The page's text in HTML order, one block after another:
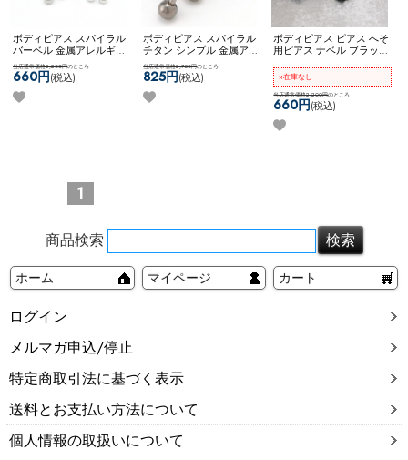
ボディピアス スパイラル
バーベル 金属アレルギー
対応 サージカルステンレ
ス シンプル 両ネジタイプ
ネコポスOK【お客様から
の声をカタチに】【スタ
当店通常価格2,200円のところ
660円(税込)
ボディピアス スパイラル
チタン シンプル 金属アレ
ルギー対応 ネコポスOK
チタン ] スパイラルバー
ベル
当店通常価格2,750円のところ
825円(税込)
ボディピアス ピアス へそ
用ピアス ナベル ブラック
イヤモンド フューシャ レ
ッド ピンク ネコポスOK
ダブルジュエルナベル (ブ
ラック)
×在庫なし
当店通常価格2,200円のところ
660円(税込)
1
商品検索
ホーム マイページ カート
ログイン
メルマガ申込/停止
特定商取引法に基づく表示
送料とお支払い方法について
個人情報の取扱いについて